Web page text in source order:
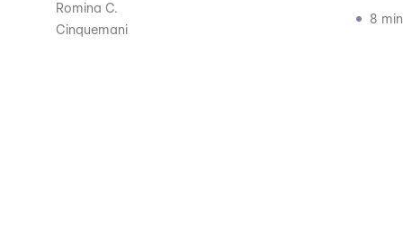
Romina C.
Cinquemani
8 min